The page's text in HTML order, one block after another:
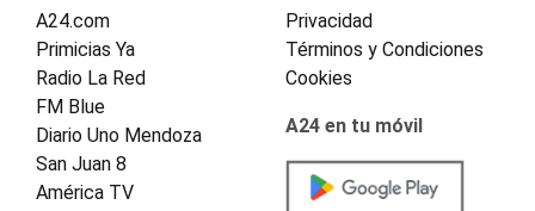
A24.com
Primicias Ya
Radio La Red
FM Blue
Diario Uno Mendoza
San Juan 8
América TV
Privacidad
Términos y Condiciones
Cookies
A24 en tu móvil